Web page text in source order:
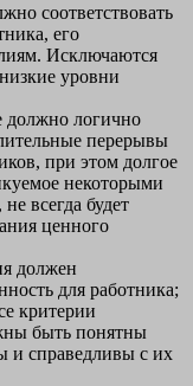
соответствовать
его
Исключаются
уровни
должно логично
перерывы
при этом долгое
некоторыми
всегда будет
ценного
должен
для работника;
критерии
быть понятны
и справедливы с их